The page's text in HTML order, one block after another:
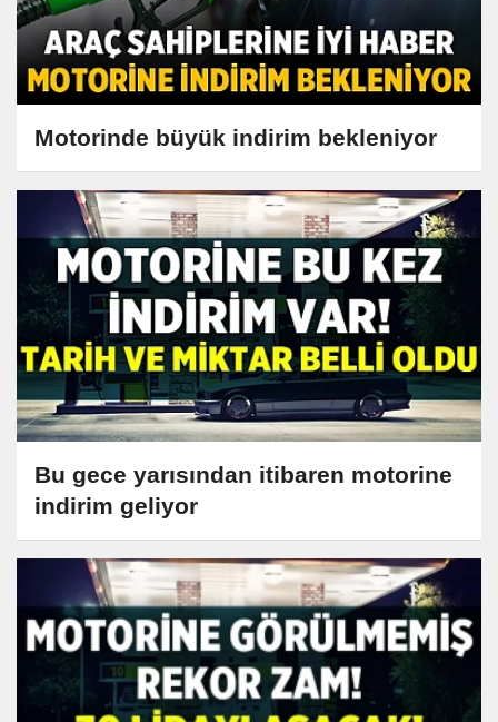
Motorinde büyük indirim bekleniyor
Bu gece yarısından itibaren motorine
indirim geliyor